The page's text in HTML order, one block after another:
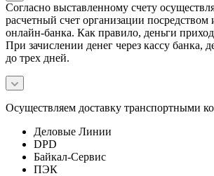
Согласно выставленному счету
расчетный счет организации посредством
онлайн-банка. Как правило, деньги
При зачислении денег через кассу банка,
до трех дней.
Осуществляем доставку транспортными
Деловые Линии
DPD
Байкал-Сервис
ПЭК